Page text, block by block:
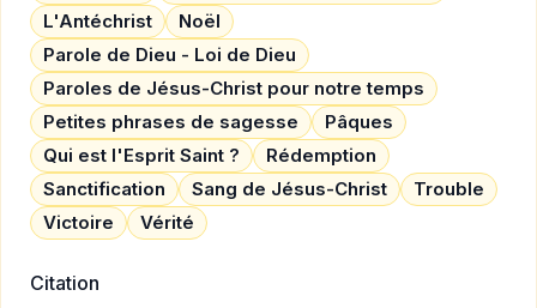
L'Antéchrist
Noël
Parole de Dieu - Loi de Dieu
Paroles de Jésus-Christ pour notre temps
Petites phrases de sagesse
Pâques
Qui est l'Esprit Saint ?
Rédemption
Sanctification
Sang de Jésus-Christ
Trouble
Victoire
Vérité
Citation